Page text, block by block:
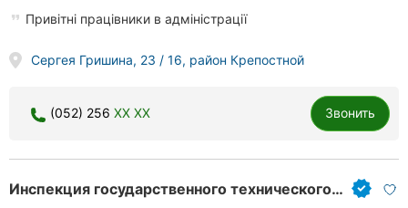
Привітні працівники в адміністрації
Сергея Гришина, 23 / 16, район Крепостной
(052) 256 XX XX Звонить
Инспекция государственного технического надзора